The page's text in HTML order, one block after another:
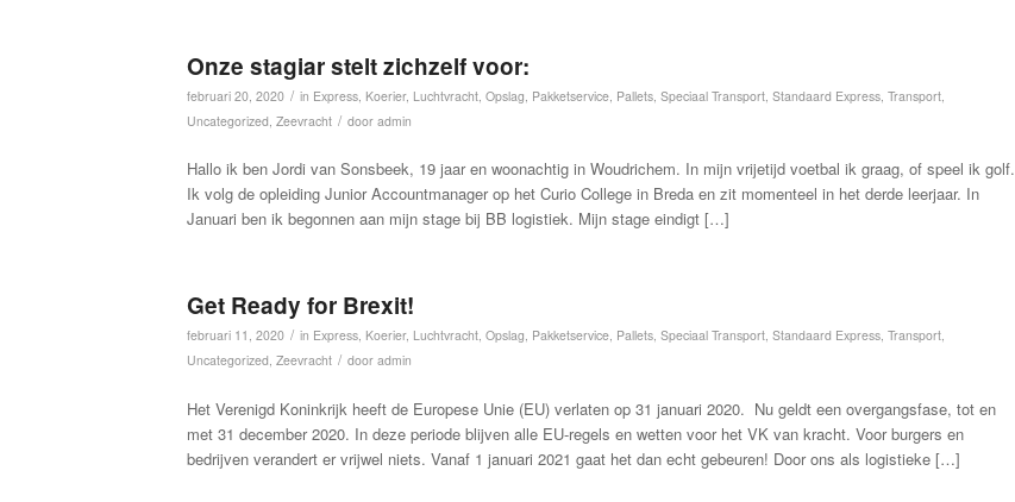
Onze stagiar stelt zichzelf voor:
februari 20, 2020 / in Express, Koerier, Luchtvracht, Opslag, Pakketservice, Pallets, Speciaal Transport, Standaard Express, Transport,
Uncategorized, Zeevracht / door admin
Hallo ik ben Jordi van Sonsbeek, 19 jaar en woonachtig in Woudrichem. In mijn vrijetijd voetbal ik graag, of speel ik golf.
Ik volg de opleiding Junior Accountmanager op het Curio College in Breda en zit momenteel in het derde leerjaar. In
Januari ben ik begonnen aan mijn stage bij BB logistiek. Mijn stage eindigt […]
Get Ready for Brexit!
februari 11, 2020 / in Express, Koerier, Luchtvracht, Opslag, Pakketservice, Pallets, Speciaal Transport, Standaard Express, Transport,
Uncategorized, Zeevracht / door admin
Het Verenigd Koninkrijk heeft de Europese Unie (EU) verlaten op 31 januari 2020. Nu geldt een overgangsfase, tot en
met 31 december 2020. In deze periode blijven alle EU-regels en wetten voor het VK van kracht. Voor burgers en
bedrijven verandert er vrijwel niets. Vanaf 1 januari 2021 gaat het dan echt gebeuren! Door ons als logistieke […]